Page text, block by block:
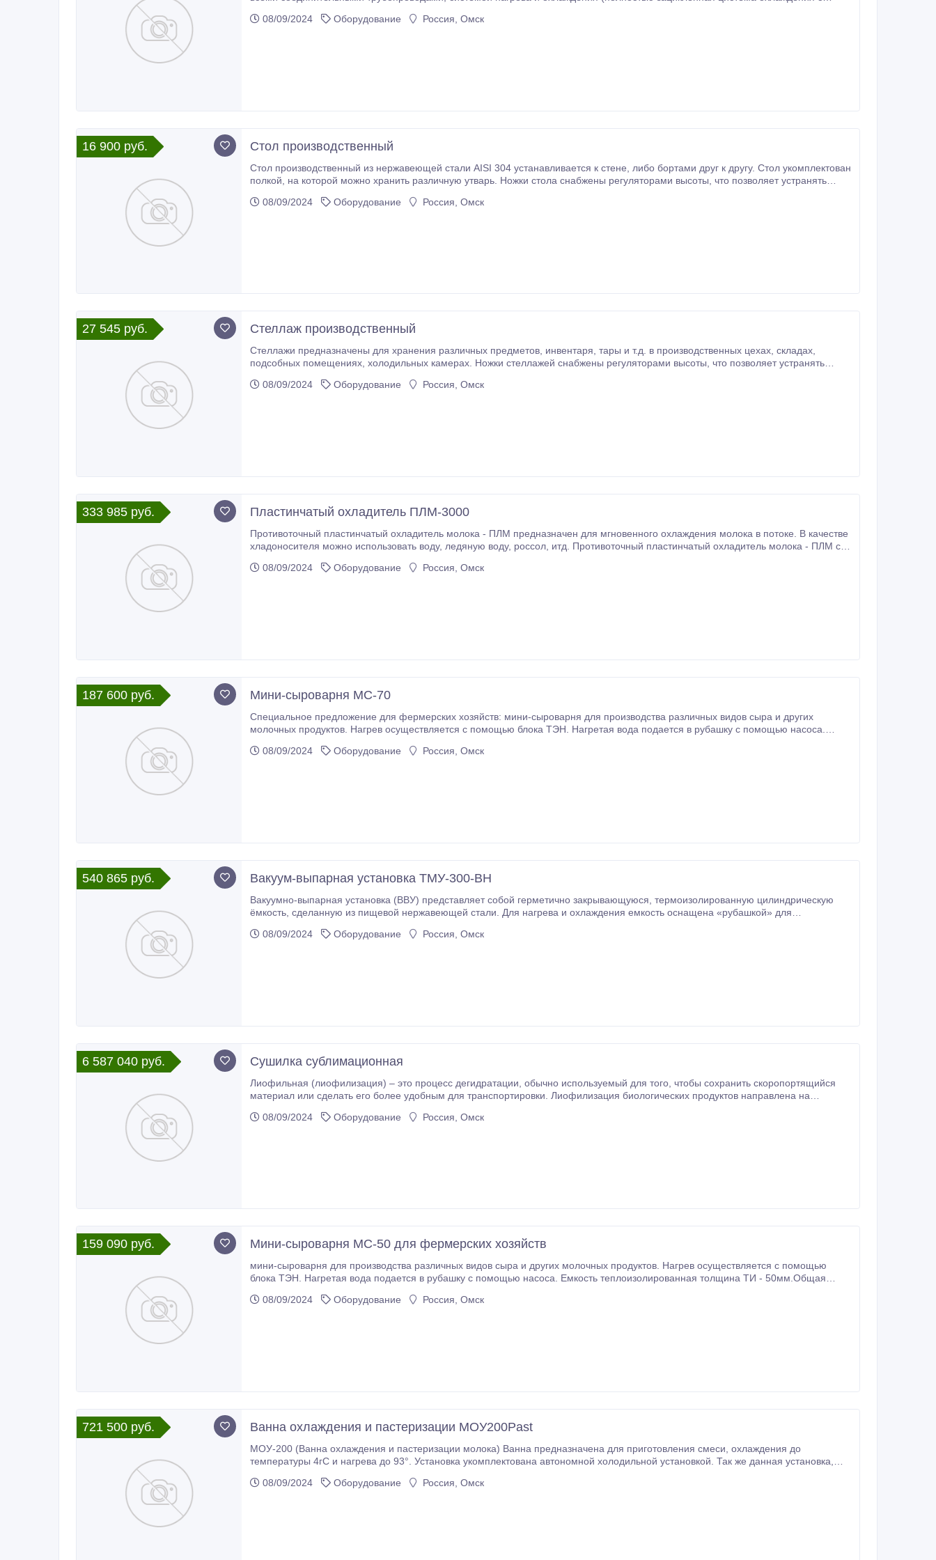
08/09/2024
Оборудование Россия, Омск
16 900 руб. Стол производственный
Стол производственный из нержавеющей стали AISI 304 устанавливается к стене, либо бортами друг к другу. Стол укомплектован
полкой, на которой можно хранить различную утварь. Ножки стола снабжены регуляторами высоты, что позволяет устранять
процессов.
08/09/2024 Оборудование Россия, Омск
27 545 руб. Стеллаж производственный
Стеллажи предназначены для хранения различных предметов, инвентаря, тары и т.д. в производственных цехах, складах,
подсобных помещениях, холодильных камерах. Ножки стеллажей снабжены регуляторами высоты, что позволяет устранять
08/09/2024
Оборудование Россия, Омск
333 985 руб. Пластинчатый охладитель ПЛМ-3000
Противоточный пластинчатый охладитель молока - ПЛМ предназначен для мгновенного охлаждения молока в потоке. В качестве
хладоносителя можно использовать воду, ледяную воду, россол, итд. Противоточный пластинчатый охладитель молока - ПЛМ с
08/09/2024
Оборудование Россия, Омск
187 600 руб. Мини-сыроварня МС-70
Специальное предложение для фермерских хозяйств: мини-сыроварня для производства различных видов сыра и других
молочных продуктов. Нагрев осуществляется с помощью блока ТЭН. Нагретая вода подается в рубашку с помощью насоса.
08/09/2024
Оборудование Россия, Омск
540 865 руб. Вакуум-выпарная установка ТМУ-300-ВН
Вакуумно-выпарная установка (ВВУ) представляет собой герметично закрывающуюся, термоизолированную цилиндрическую
ёмкость, сделанную из пищевой нержавеющей стали. Для нагрева и охлаждения емкость оснащена «рубашкой» для
заказе) .
08/09/2024 Оборудование Россия, Омск
6 587 040 руб. Сушилка сублимационная
Лиофильная (лиофилизация) – это процесс дегидратации, обычно используемый для того, чтобы сохранить скоропортящийся
материал или сделать его более удобным для транспортировки. Лиофилизация биологических продуктов направлена на
08/09/2024
Оборудование Россия, Омск
159 090 руб. Мини-сыроварня МС-50 для фермерских хозяйств
мини-сыроварня для производства различных видов сыра и других молочных продуктов. Нагрев осуществляется с помощью
блока ТЭН. Нагретая вода подается в рубашку с помощью насоса. Емкость теплоизолированная толщина ТИ - 50мм.Общая
08/09/2024
Оборудование Россия, Омск
721 500 руб. Ванна охлаждения и пастеризации МОУ200Past
МОУ-200 (Ванна охлаждения и пастеризации молока) Ванна предназначена для приготовления смеси, охлаждения до
температуры 4гС и нагрева до 93°. Установка укомплектована автономной холодильной установкой. Так же данная установка,
В качестве изоляции используется вспененный полиуретан.
08/09/2024 Оборудование Россия, Омск